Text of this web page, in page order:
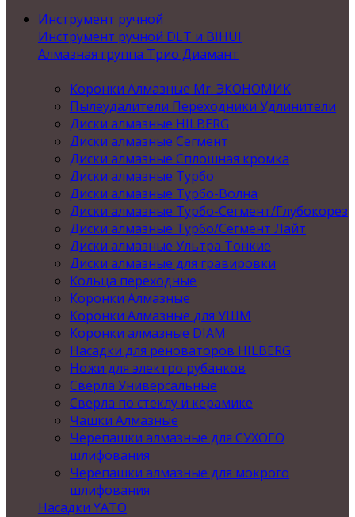
Инструмент ручной
Инструмент ручной DLT и BIHUI
Алмазная группа Трио Диамант
Коронки Алмазные Mr. ЭКОНОМИК
Пылеудалители Переходники Удлинители
Диски алмазные HILBERG
Диски алмазные Сегмент
Диски алмазные Сплошная кромка
Диски алмазные Турбо
Диски алмазные Турбо-Волна
Диски алмазные Турбо-Сегмент/Глубокорез
Диски алмазные Турбо/Сегмент Лайт
Диски алмазные Ультра Тонкие
Диски алмазные для гравировки
Кольца переходные
Коронки Алмазные
Коронки Алмазные для УШМ
Коронки алмазные DIAM
Насадки для реноваторов HILBERG
Ножи для электро рубанков
Сверла Универсальные
Сверла по стеклу и керамике
Чашки Алмазные
Черепашки алмазные для СУХОГО
шлифования
Черепашки алмазные для мокрого
шлифования
Насадки YATO